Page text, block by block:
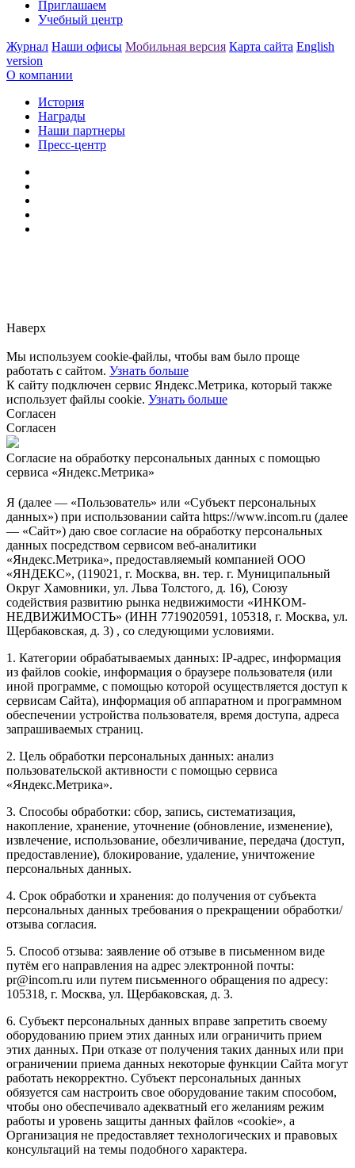
Приглашаем
Учебный центр
Журнал Наши офисы Мобильная версия Карта сайта English
version
О компании
История
Награды
Наши партнеры
Пресс-центр
Наверх
Мы используем cookie-файлы, чтобы вам было проще
работать с сайтом. Узнать больше
К сайту подключен сервис Яндекс.Метрика, который также
использует файлы cookie. Узнать больше
Согласен
Согласен
Согласие на обработку персональных данных с помощью
сервиса «Яндекс.Метрика»
Я (далее — «Пользователь» или «Субъект персональных
данных») при использовании сайта https://www.incom.ru (далее
— «Сайт») даю свое согласие на обработку персональных
данных посредством сервисом веб-аналитики
«Яндекс.Метрика», предоставляемый компанией ООО
«ЯНДЕКС», (119021, г. Москва, вн. тер. г. Муниципальный
Округ Хамовники, ул. Льва Толстого, д. 16), Союзу
содействия развитию рынка недвижимости «ИНКОМ-
НЕДВИЖИМОСТЬ» (ИНН 7719020591, 105318, г. Москва, ул.
Щербаковская, д. 3) , со следующими условиями.
1. Категории обрабатываемых данных: IP-адрес, информация
из файлов cookie, информация о браузере пользователя (или
иной программе, с помощью которой осуществляется доступ к
сервисам Сайта), информация об аппаратном и программном
обеспечении устройства пользователя, время доступа, адреса
запрашиваемых страниц.
2. Цель обработки персональных данных: анализ
пользовательской активности с помощью сервиса
«Яндекс.Метрика».
3. Способы обработки: сбор, запись, систематизация,
накопление, хранение, уточнение (обновление, изменение),
извлечение, использование, обезличивание, передача (доступ,
предоставление), блокирование, удаление, уничтожение
персональных данных.
4. Срок обработки и хранения: до получения от субъекта
персональных данных требования о прекращении обработки/
отзыва согласия.
5. Способ отзыва: заявление об отзыве в письменном виде
путём его направления на адрес электронной почты:
pr@incom.ru или путем письменного обращения по адресу:
105318, г. Москва, ул. Щербаковская, д. 3.
6. Субъект персональных данных вправе запретить своему
оборудованию прием этих данных или ограничить прием
этих данных. При отказе от получения таких данных или при
ограничении приема данных некоторые функции Сайта могут
работать некорректно. Субъект персональных данных
обязуется сам настроить свое оборудование таким способом,
чтобы оно обеспечивало адекватный его желаниям режим
работы и уровень защиты данных файлов «cookie», а
Организация не предоставляет технологических и правовых
консультаций на темы подобного характера.